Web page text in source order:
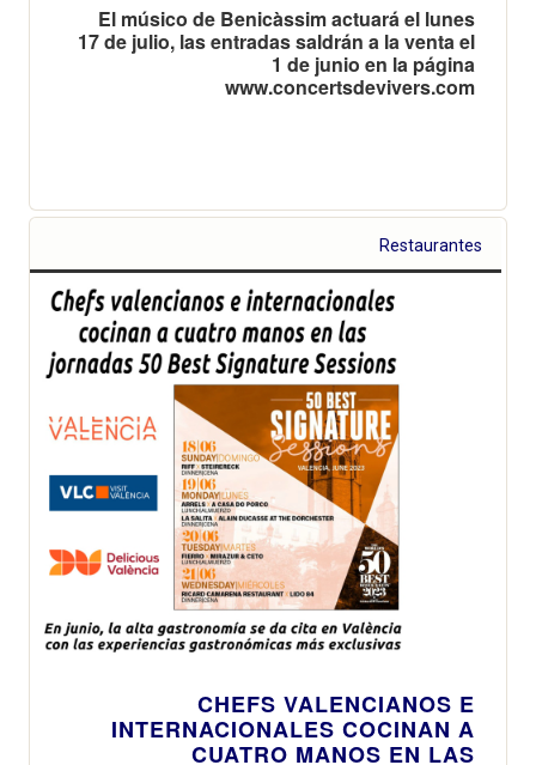
El músico de Benicàssim actuará el lunes
17 de julio, las entradas saldrán a la venta el
1 de junio en la página
www.concertsdevivers.com
Restaurantes
CHEFS VALENCIANOS E
INTERNACIONALES COCINAN A
CUATRO MANOS EN LAS